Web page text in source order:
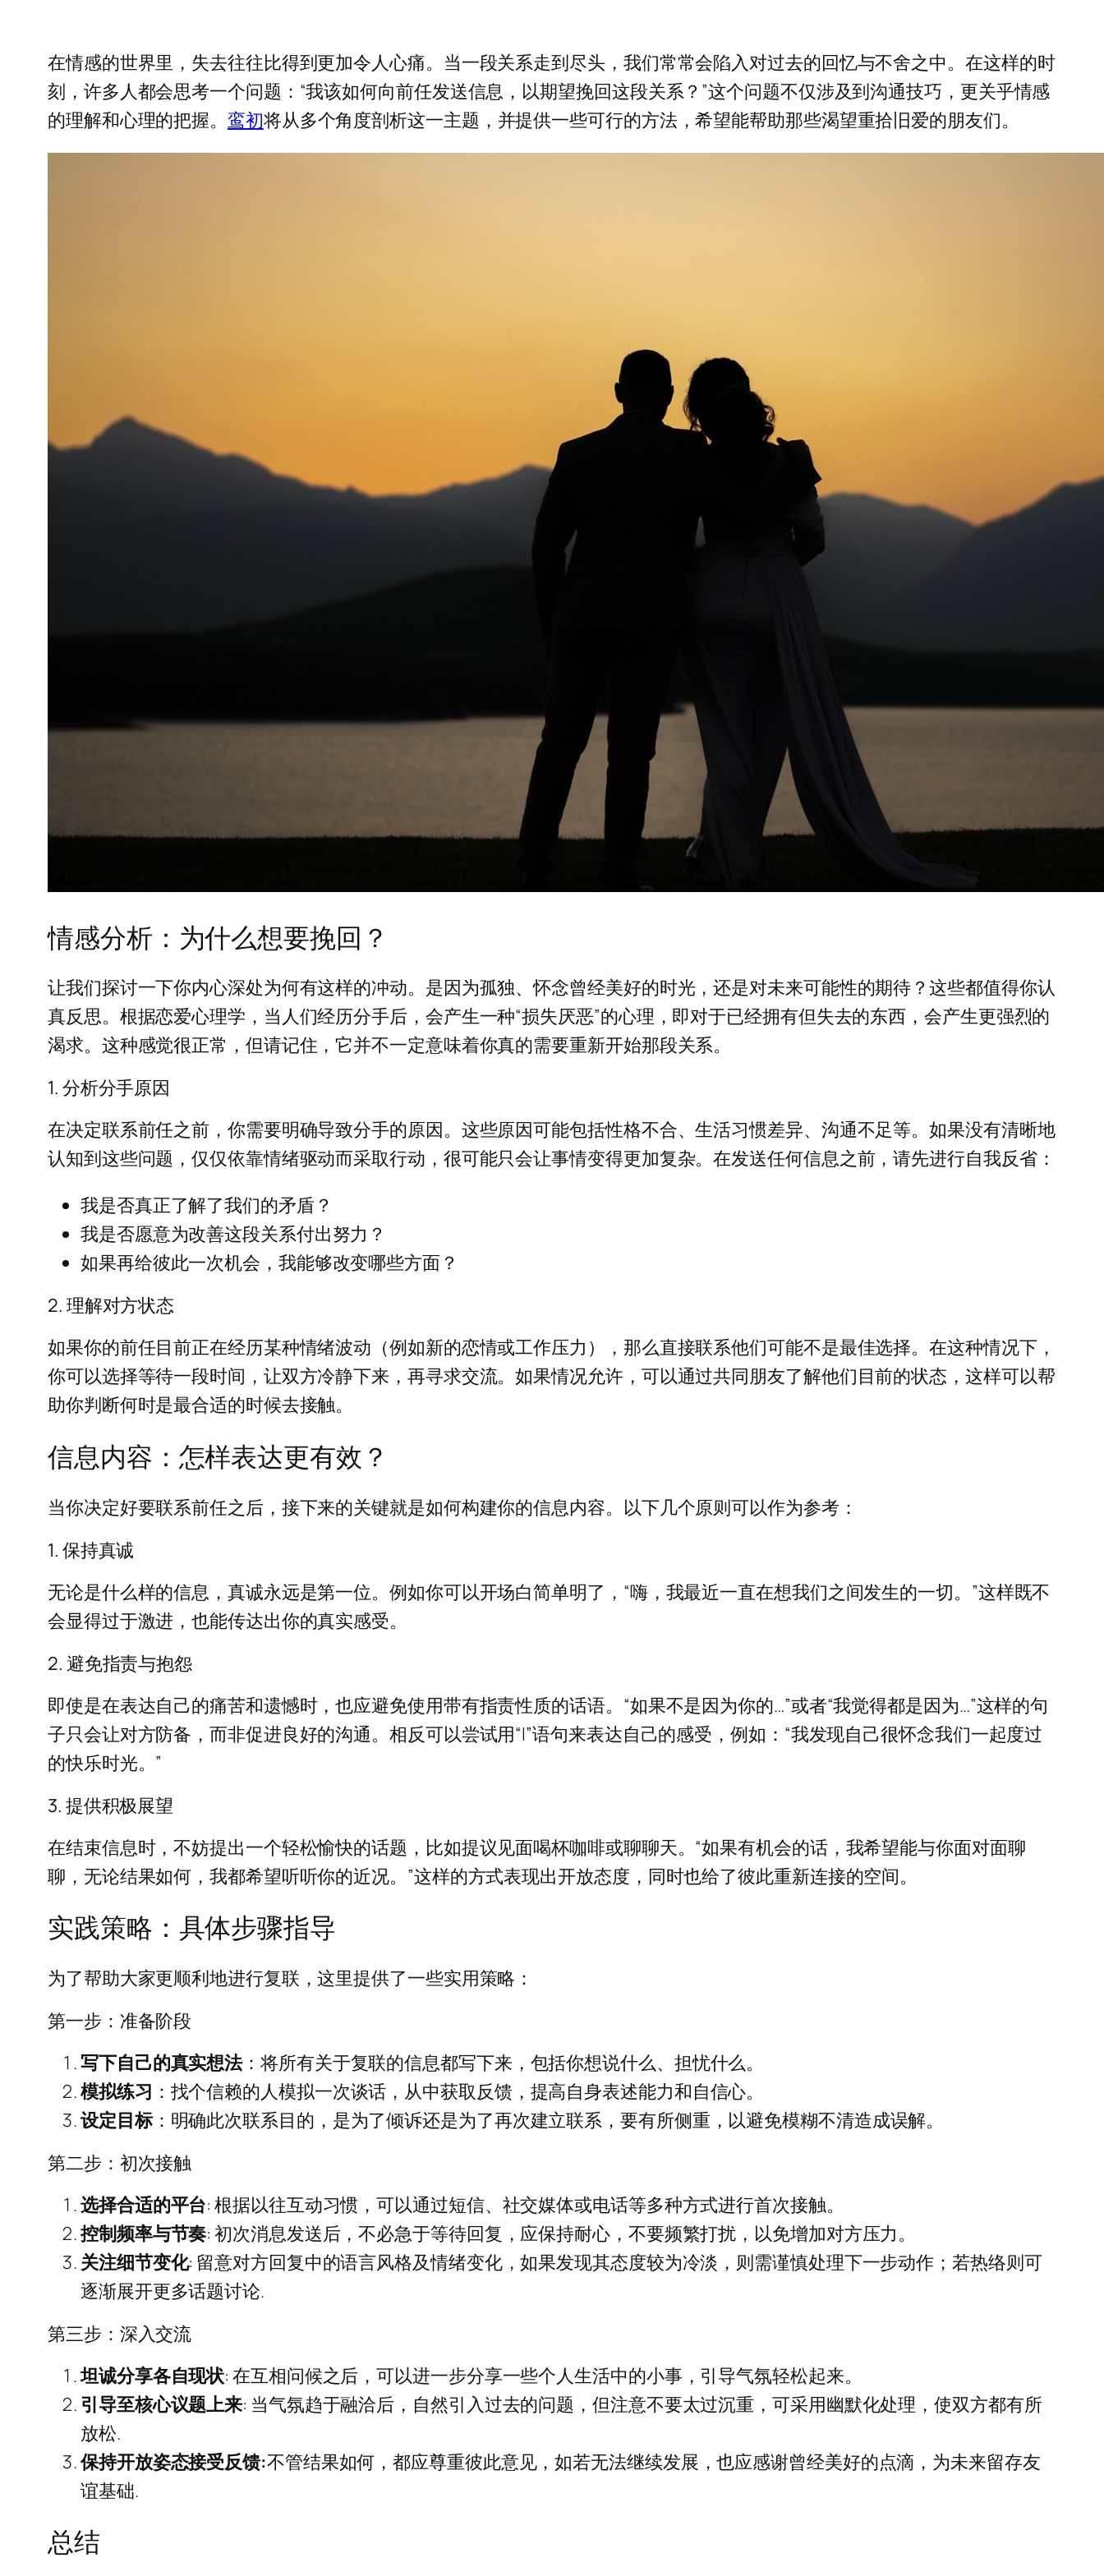
在情感的世界里，失去往往比得到更加令人心痛。当一段关系走到尽头，我们常常会陷入对过去的回忆与不舍之中。在这样的时
刻，许多人都会思考一个问题：“我该如何向前任发送信息，以期望挽回这段关系？”这个问题不仅涉及到沟通技巧，更关乎情感
的理解和心理的把握。 鸾初将从多个角度剖析这一主题，并提供一些可行的方法，希望能帮助那些渴望重拾旧爱的朋友们。
情感分析：为什么想要挽回？
让我们探讨一下你内心深处为何有这样的冲动。是因为孤独、怀念曾经美好的时光，还是对未来可能性的期待？这些都值得你认
真反思。根据恋爱心理学，当人们经历分手后，会产生一种“损失厌恶”的心理，即对于已经拥有但失去的东西，会产生更强烈的
渴求。这种感觉很正常，但请记住，它并不一定意味着你真的需要重新开始那段关系。
1. 分析分手原因
在决定联系前任之前，你需要明确导致分手的原因。这些原因可能包括性格不合、生活习惯差异、沟通不足等。如果没有清晰地
认知到这些问题，仅仅依靠情绪驱动而采取行动，很可能只会让事情变得更加复杂。在发送任何信息之前，请先进行自我反省：
我是否真正了解了我们的矛盾？
我是否愿意为改善这段关系付出努力？
如果再给彼此一次机会，我能够改变哪些方面？
2. 理解对方状态
如果你的前任目前正在经历某种情绪波动（例如新的恋情或工作压力），那么直接联系他们可能不是最佳选择。在这种情况下，
你可以选择等待一段时间，让双方冷静下来，再寻求交流。如果情况允许，可以通过共同朋友了解他们目前的状态，这样可以帮
助你判断何时是最合适的时候去接触。
信息内容：怎样表达更有效？
当你决定好要联系前任之后，接下来的关键就是如何构建你的信息内容。以下几个原则可以作为参考：
1. 保持真诚
无论是什么样的信息，真诚永远是第一位。例如你可以开场白简单明了，“嗨，我最近一直在想我们之间发生的一切。”这样既不
会显得过于激进，也能传达出你的真实感受。
2. 避免指责与抱怨
即使是在表达自己的痛苦和遗憾时，也应避免使用带有指责性质的话语。“如果不是因为你的…”或者“我觉得都是因为…”这样的句
子只会让对方防备，而非促进良好的沟通。相反可以尝试用“I”语句来表达自己的感受，例如：“我发现自己很怀念我们一起度过
的快乐时光。”
3. 提供积极展望
在结束信息时，不妨提出一个轻松愉快的话题，比如提议见面喝杯咖啡或聊聊天。“如果有机会的话，我希望能与你面对面聊
聊，无论结果如何，我都希望听听你的近况。”这样的方式表现出开放态度，同时也给了彼此重新连接的空间。
实践策略：具体步骤指导
为了帮助大家更顺利地进行复联，这里提供了一些实用策略：
第一步：准备阶段
写下自己的真实想法：将所有关于复联的信息都写下来，包括你想说什么、担忧什么。
模拟练习 ：找个信赖的人模拟一次谈话，从中获取反馈，提高自身表述能力和自信心。
设定目标：明确此次联系目的，是为了倾诉还是为了再次建立联系，要有所侧重，以避免模糊不清造成误解。
第二步：初次接触
选择合适的平台: 根据以往互动习惯，可以通过短信、社交媒体或电话等多种方式进行首次接触。
控制频率与节奏: 初次消息发送后，不必急于等待回复，应保持耐心，不要频繁打扰，以免增加对方压力。
关注细节变化: 留意对方回复中的语言风格及情绪变化，如果发现其态度较为冷淡，则需谨慎处理下一步动作；若热络则可
逐渐展开更多话题讨论.
第三步：深入交流
坦诚分享各自现状: 在互相问候之后，可以进一步分享一些个人生活中的小事，引导气氛轻松起来。
引导至核心议题上来: 当气氛趋于融洽后，自然引入过去的问题，但注意不要太过沉重，可采用幽默化处理，使双方都有所
放松.
保持开放姿态接受反馈:不管结果如何，都应尊重彼此意见，如若无法继续发展，也应感谢曾经美好的点滴，为未来留存友
谊基础.
总结